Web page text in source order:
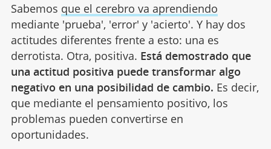
Sabemos que el cerebro va aprendiendo
mediante 'prueba', 'error' y 'acierto'. Y hay dos
actitudes diferentes frente a esto: una es
derrotista. Otra, positiva. Está demostrado que
una actitud positiva puede transformar algo
negativo en una posibilidad de cambio. Es decir,
que mediante el pensamiento positivo, los
problemas pueden convertirse en
oportunidades.